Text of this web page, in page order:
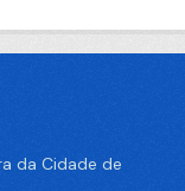
da Cidade de